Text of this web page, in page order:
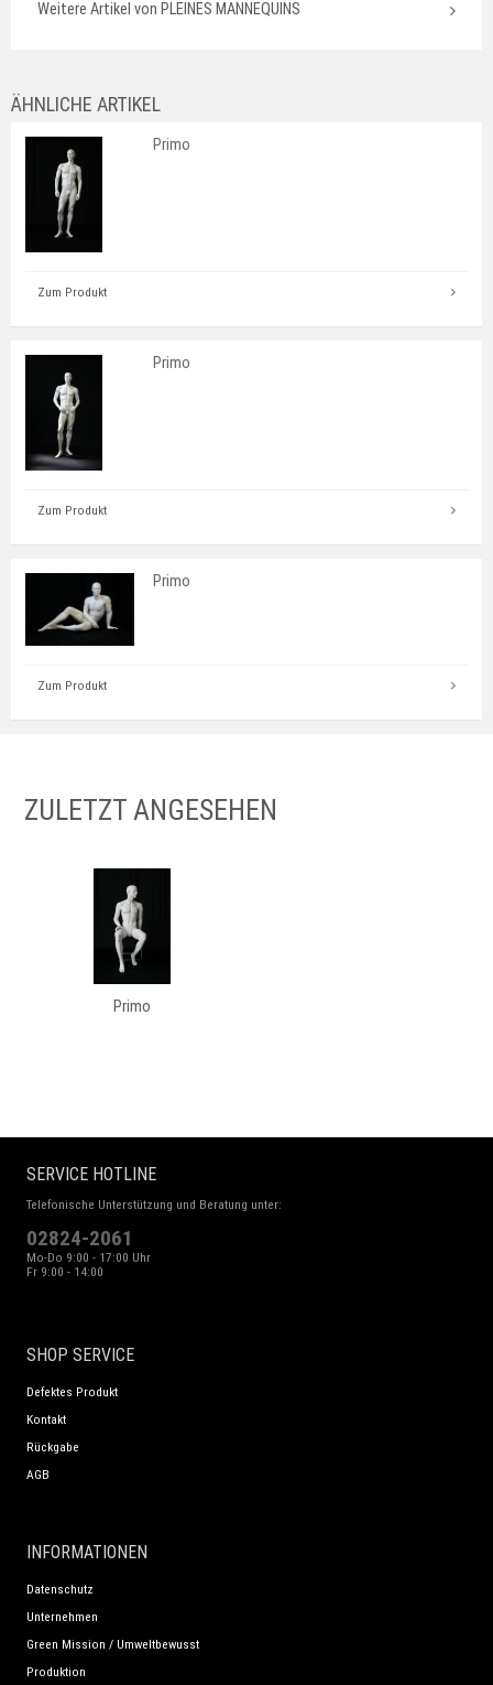
Weitere Artikel von PLEINES MANNEQUINS
ÄHNLICHE ARTIKEL
Primo
Zum Produkt
Primo
Zum Produkt
Primo
Zum Produkt
ZULETZT ANGESEHEN
Primo
SERVICE HOTLINE
Telefonische Unterstützung und Beratung unter:
02824-2061
Mo-Do 9:00 - 17:00 Uhr
Fr 9:00 - 14:00
SHOP SERVICE
Defektes Produkt
Kontakt
Rückgabe
AGB
INFORMATIONEN
Datenschutz
Unternehmen
Green Mission / Umweltbewusst
Produktion